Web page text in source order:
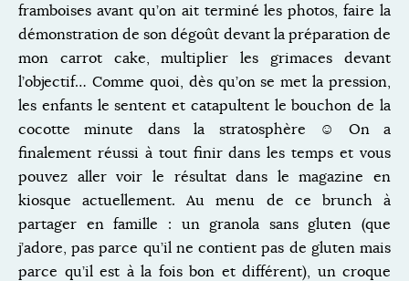
framboises avant qu’on ait terminé les photos, faire la
démonstration de son dégoût devant la préparation de
mon carrot cake, multiplier les grimaces devant
l’objectif… Comme quoi, dès qu’on se met la pression,
les enfants le sentent et catapultent le bouchon de la
cocotte minute dans la stratosphère ☺ On a
finalement réussi à tout finir dans les temps et vous
pouvez aller voir le résultat dans le magazine en
kiosque actuellement. Au menu de ce brunch à
partager en famille : un granola sans gluten (que
j’adore, pas parce qu’il ne contient pas de gluten mais
parce qu’il est à la fois bon et différent), un croque